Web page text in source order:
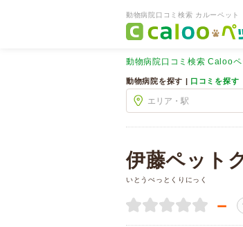
動物病院口コミ検索 カルーペット
動物病院口コミ検索 Calooペ
動物病院を探す | 口コミを探す
伊藤ペット
いとうぺっとくりにっく
－